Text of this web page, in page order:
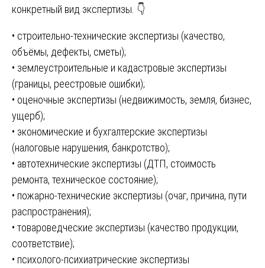
конкретный вид экспертизы. 👇
• строительно-технические экспертизы (качество,
объёмы, дефекты, сметы);
• землеустроительные и кадастровые экспертизы
(границы, реестровые ошибки);
• оценочные экспертизы (недвижимость, земля, бизнес,
ущерб);
• экономические и бухгалтерские экспертизы
(налоговые нарушения, банкротство);
• автотехнические экспертизы (ДТП, стоимость
ремонта, техническое состояние);
• пожарно-технические экспертизы (очаг, причина, пути
распространения);
• товароведческие экспертизы (качество продукции,
соответствие);
• психолого-психиатрические экспертизы